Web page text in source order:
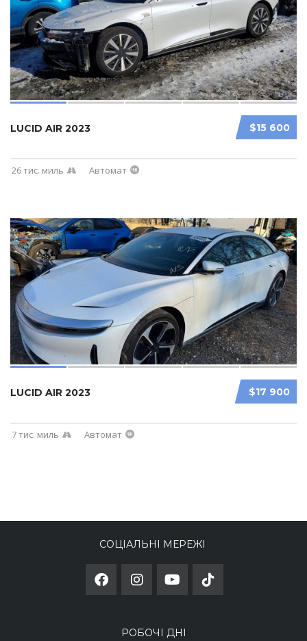
$15 600
LUCID AIR 2023
26 тис. миль Автомат
$17 900
LUCID AIR 2023
7 тис. миль Автомат
СОЦІАЛЬНІ МЕРЕЖІ
РОБОЧІ ДНІ